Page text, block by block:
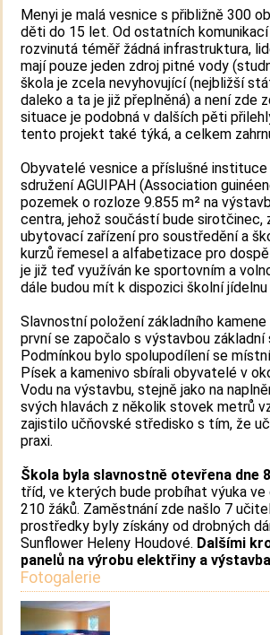
Menyi je malá vesnice s přibližně 300
děti do 15 let. Od ostatních
rozvinutá téměř žádná infrastruktura,
mají pouze jeden zdroj pitné vody
škola je zcela nevyhovující (nejbližší
daleko a ta je již přeplněná) a není zde
situace je podobná v dalších pěti
tento projekt také týká, a celkem
Obyvatelé vesnice a příslušné
sdružení AGUIPAH (Association
pozemek o rozloze 9.855 m² na
centra, jehož součástí bude sirotčinec,
ubytovací zařízení pro soustředění a
kurzů řemesel a alfabetizace pro
je již teď využíván ke sportovním a
dále budou mít k dispozici školní jídelnu
Slavnostní položení základního
první se započalo s výstavbou základní
Podmínkou bylo spolupodílení se
Písek a kamenivo sbírali obyvatelé v
Vodu na výstavbu, stejně jako na
svých hlavách z několik stovek metrů
zajistilo učňovské středisko s tím, že
praxi.
Škola byla slavnostně otevřena dne
tříd, ve kterých bude probíhat výuka
210 žáků. Zaměstnání zde našlo 7
prostředky byly získány od drobných
Sunflower Heleny Houdové. Dalšími
panelů na výrobu elektřiny a
Fotogalerie